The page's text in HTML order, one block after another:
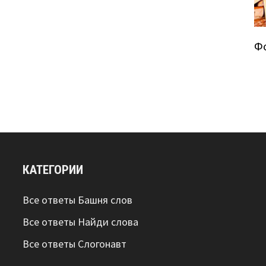
КАТЕГОРИИ
Все ответы Башня слов
Все ответы Найди слова
Все ответы Слогонавт